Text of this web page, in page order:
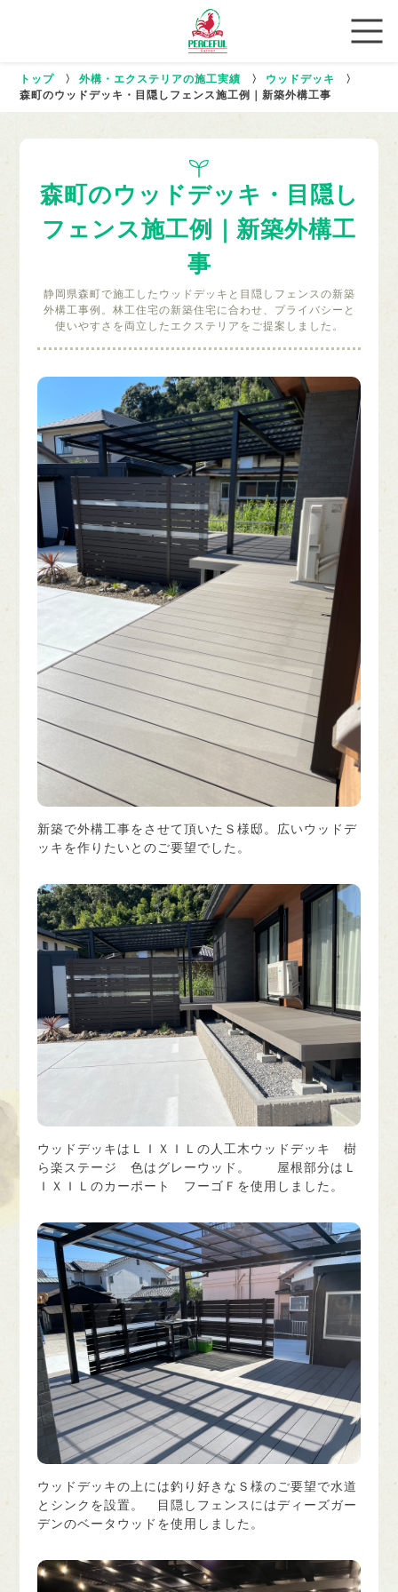
トップ 〉 外構・エクステリアの施工実績 〉 ウッドデッキ
〉
森町のウッドデッキ・目隠しフェンス施工例｜新築外構工事
森町のウッドデッキ・目隠し
フェンス施工例｜新築外構工
事
静岡県森町で施工したウッドデッキと目隠しフェンスの新築
外構工事例。林工住宅の新築住宅に合わせ、プライバシーと
使いやすさを両立したエクステリアをご提案しました。
新築で外構工事をさせて頂いたＳ様邸。広いウッドデ
ッキを作りたいとのご要望でした。
ウッドデッキはＬＩＸＩＬの人工木ウッドデッキ 樹
ら楽ステージ 色はグレーウッド。 屋根部分はＬ
ＩＸＩＬのカーポート フーゴＦを使用しました。
ウッドデッキの上には釣り好きなＳ様のご要望で水道
とシンクを設置。 目隠しフェンスにはディーズガー
デンのベータウッドを使用しました。